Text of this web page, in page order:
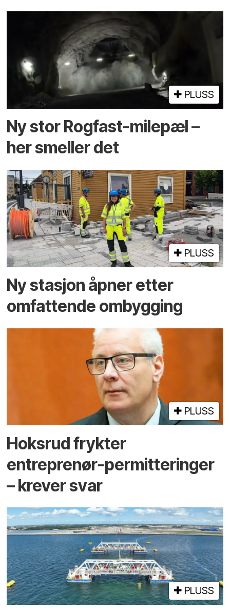
PLUSS
Ny stor Rogfast-milepæl –
her smeller det
PLUSS
Ny stasjon åpner etter
omfattende ombygging
PLUSS
Hoksrud frykter
entreprenør-permitteringer
– krever svar
PLUSS